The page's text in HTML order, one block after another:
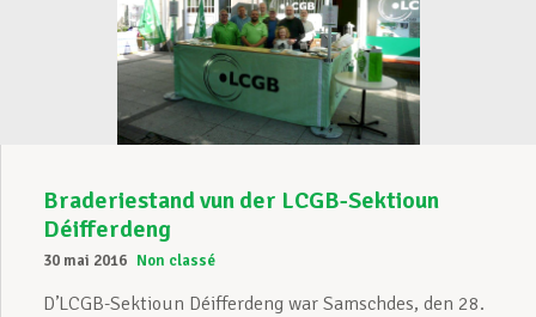
Braderiestand vun der LCGB-Sektioun
Déifferdeng
30 mai 2016 Non classé
D’LCGB-Sektioun Déifferdeng war Samschdes, den 28.